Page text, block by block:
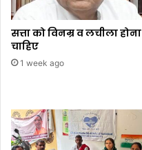
सत्ता को विनम्र व लचीला होना
चाहिए
1 week ago